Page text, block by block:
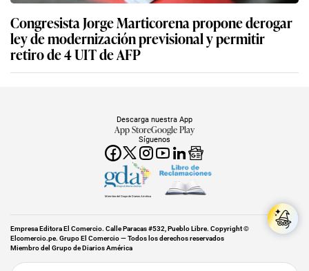
Congresista Jorge Marticorena propone derogar
ley de modernización previsional y permitir
retiro de 4 UIT de AFP
Síguenos
Descarga nuestra App
App StoreGoogle Play
Miembro del Grupo de Diarios América
Empresa Editora El Comercio. Calle Paracas #532, Pueblo Libre. Copyright ©
Elcomercio.pe. Grupo El Comercio — Todos los derechos reservados
Miembro del Grupo de Diarios América